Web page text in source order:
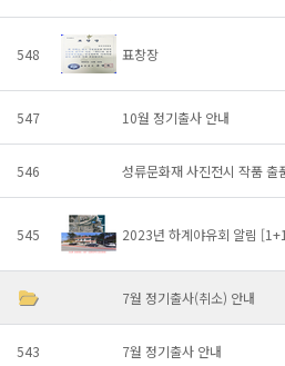
548 표창장
547 10월 정기출사 안내
546 성류문화재 사진전시 작품 출
545 2023년 하계야유회 알림
7월 정기출사(취소) 안내
543 7월 정기출사 안내